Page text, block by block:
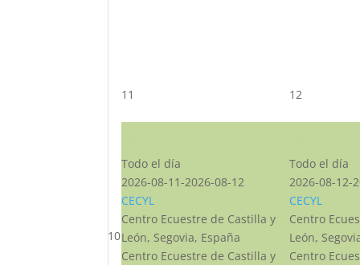
10
11
Todo el día
2026-08-11-2026-08-12
CECYL
Centro Ecuestre de Castilla y
León, Segovia, España
Centro Ecuestre de Castilla y
12
Todo el día
2026-08-12-
CECYL
Centro
León,
Centro